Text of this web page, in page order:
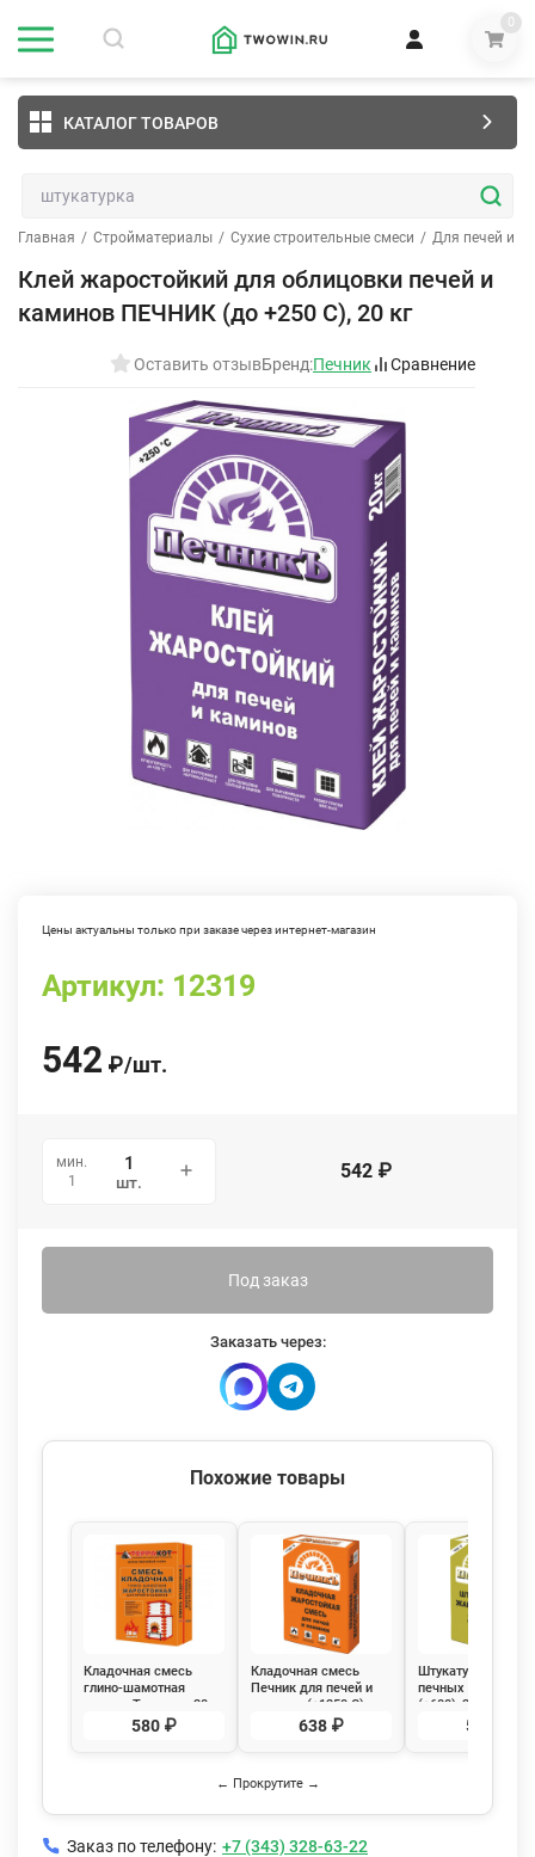
0
КАТАЛОГ ТОВАРОВ
Главная / Стройматериалы / Сухие строительные смеси / Для печей и
Клей жаростойкий для облицовки печей и
каминов ПЕЧНИК (до +250 С), 20 кг
Оставить отзывБренд:Печник Сравнение
Цены актуальны только при заказе через интернет-магазин
Артикул: 12319
542 ₽/шт.
мин.
1
шт. 542 ₽
Под заказ
Заказать через:
Похожие товары
Кладочная смесь
глино-шамотная
печная, Терракот 20 кг
580 ₽
Кладочная смесь
Печник для печей и
каминов (+1350 С),
638 ₽
Штукатурка для
печных работ
(+600), 20кг
593 ₽
← Прокрутите →
Заказ по телефону: +7 (343) 328-63-22